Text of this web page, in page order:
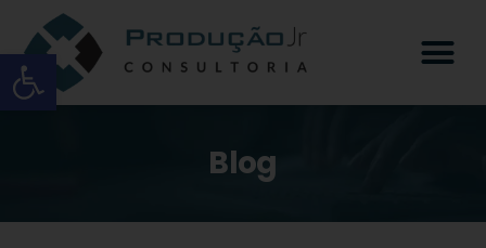
Open toolbar
Blog